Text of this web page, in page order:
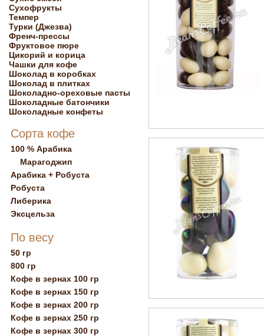
Сухофрукты
Темпер
Турки (Джезва)
Френч-прессы
Фруктовое пюре
Цикорий и корица
Чашки для кофе
Шоколад в коробках
Шоколад в плитках
Шоколадно-ореховые пасты
Шоколадные батончики
Шоколадные конфеты
Сорта кофе
100 % Арабика
Марагоджип
Арабика + Робуста
Робуста
Либерика
Эксцельза
По весу
50 гр
800 гр
Кофе в зернах 100 гр
Кофе в зернах 150 гр
Кофе в зернах 200 гр
Кофе в зернах 250 гр
Кофе в зернах 300 гр